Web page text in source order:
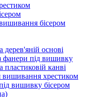
бісером
основі
фанери під вишивку
канві
вишивання хрестиком
вишивку бісером